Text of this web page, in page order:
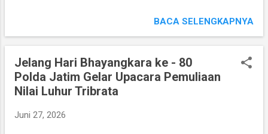
terhadap Kejahatan Lintas Negara yang
memanfaatkan perkembangan Teknologi.
memperingati Hari Bhayangkara ke-80.
Kegiatan Lomba Video Berbasis AI bertema
“AI for Public Safety” itu menjadi Wadah
Kolaborasi antara Pelajar, Mahasiswa,
Komunitas Kreatif, Akademisi, Media, hingga
Masyarakat Umum untuk menghasilkan
BACA SELENGKAPNYA
Jelang Hari Bhayangkara ke - 80
Polda Jatim Gelar Upacara Pemuliaan
Nilai Luhur Tribrata
Juni 27, 2026